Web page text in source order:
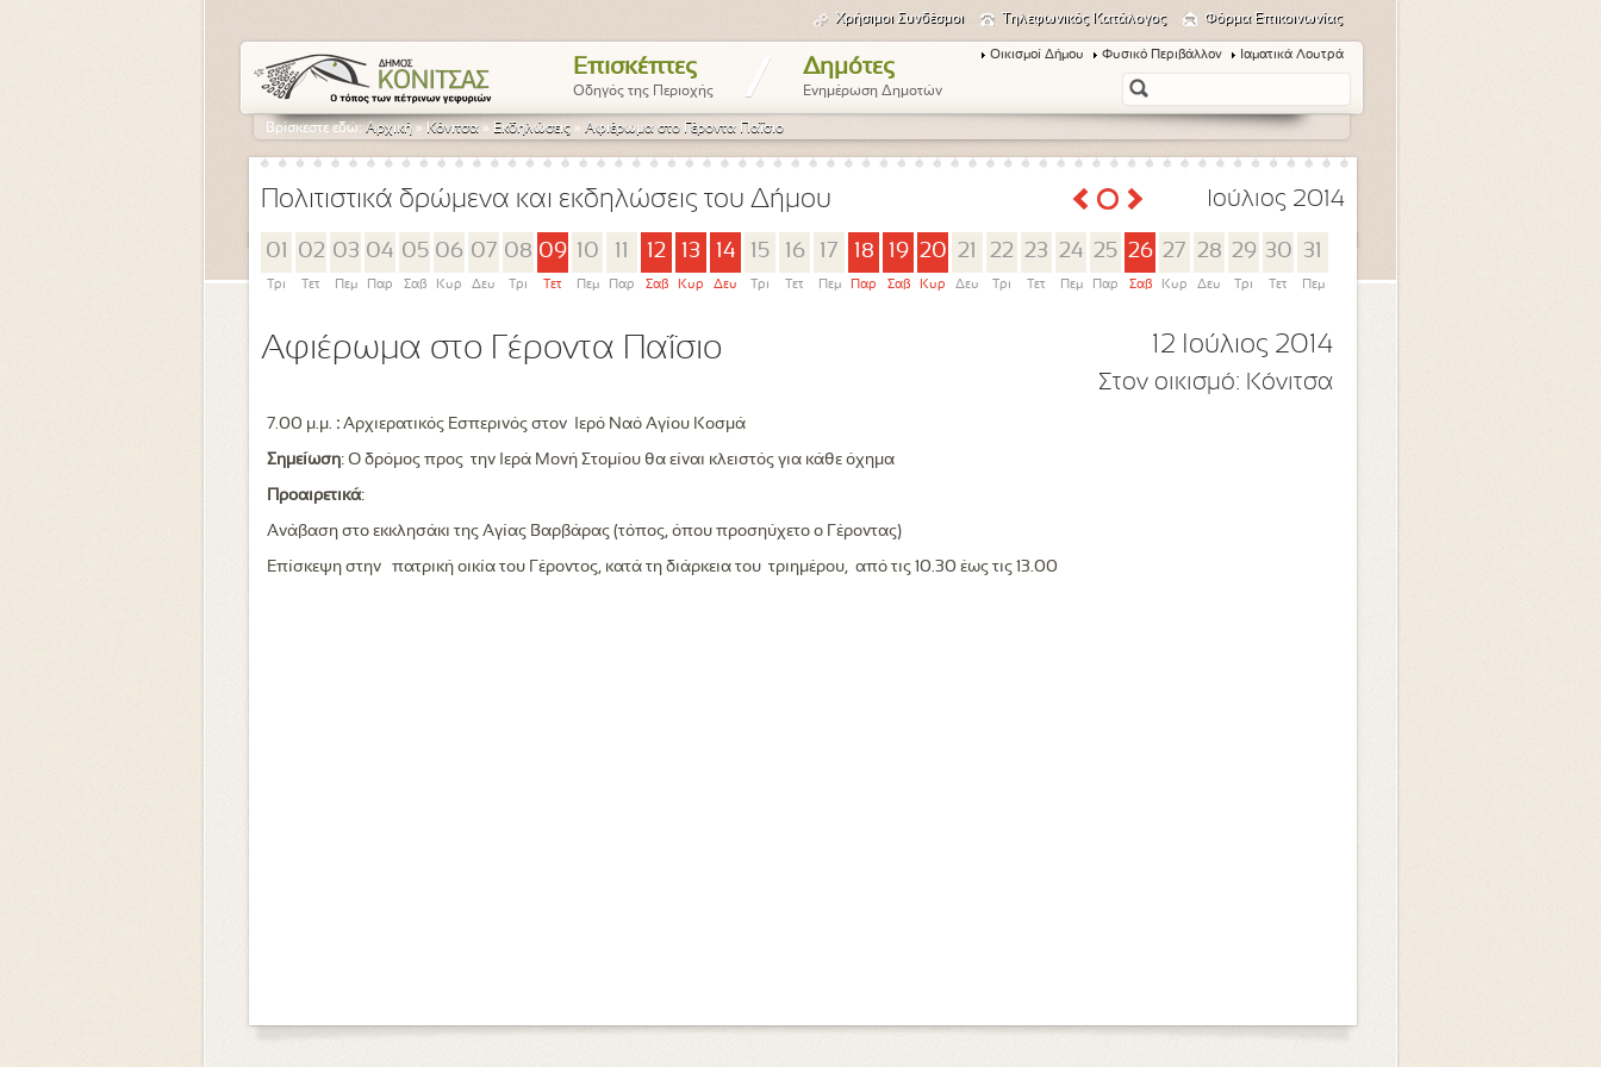
Χρήσιμοι Συνδέσμοι Τηλεφωνικός Κατάλογος Φόρμα Επικοινωνίας
Επισκέπτες
Οδηγός της Περιοχής / Δημότες
Ενημέρωση Δημοτών
Οικισμοί Δήμου Φυσικό Περιβάλλον Ιαματικά Λουτρά
Βρίσκεστε εδώ:Αρχική » Κόνιτσα » Εκδηλώσεις » Αφιέρωμα στο Γέροντα Παΐσιο
Πολιτιστικά δρώμενα και εκδηλώσεις του Δήμου Ιούλιος 2014
01
Τρι
02
Τετ
03
Πεμ
04
Παρ
05
Σαβ
06
Κυρ
07
Δευ
08
Τρι
09
Τετ
10
Πεμ Παρ
12
Σαβ
13
Κυρ
14
Δευ
15
Τρι
16
Τετ
17
Πεμ
18
Παρ
19
Σαβ
20
Κυρ
21
Δευ
22
Τρι
23
Τετ
24
Πεμ
25
Παρ
26
Σαβ
27
Κυρ
28
Δευ
29
Τρι
30
Τετ
31
Πεμ
Αφιέρωμα στο Γέροντα Παΐσιο 12 Ιούλιος 2014
Στον οικισμό: Κόνιτσα
7.00 μ.μ. : Αρχιερατικός Εσπερινός στον Ιερό Ναό Αγίου Κοσμά
Σημείωση: Ο δρόμος προς την Ιερά Μονή Στομίου θα είναι κλειστός για κάθε όχημα
Προαιρετικά:
Ανάβαση στο εκκλησάκι της Αγίας Βαρβάρας (τόπος, όπου προσηύχετο ο Γέροντας)
Επίσκεψη στην πατρική οικία του Γέροντος, κατά τη διάρκεια του τριημέρου, από τις 10.30 έως τις 13.00